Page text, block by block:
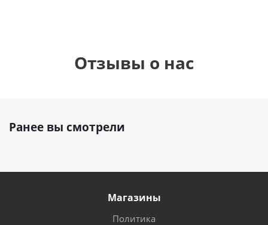
Отзывы о нас
Ранее вы смотрели
Магазины
Политика